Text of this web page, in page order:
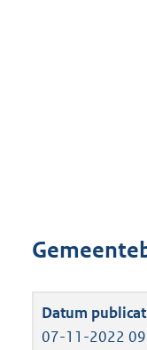
07-11-2022